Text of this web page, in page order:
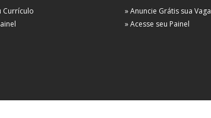
Currículo
» Anuncie Grátis sua Vaga
» Acesse seu Painel